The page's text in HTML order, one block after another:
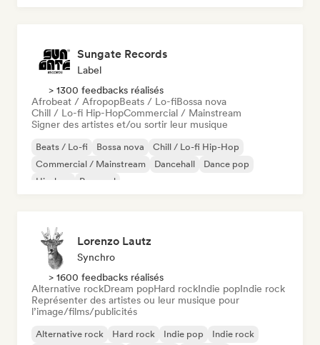
Sungate Records
Label
> 1300 feedbacks réalisés
Afrobeat / AfropopBeats / Lo-fiBossa nova
Chill / Lo-fi Hip-HopCommercial / Mainstream
Signer des artistes et/ou sortir leur musique
Beats / Lo-fi Bossa nova
Chill / Lo-fi Hip-Hop
Commercial / Mainstream
Dancehall
Dance pop
Hip-hop
Pop soul
Lorenzo Lautz
Synchro
> 1600 feedbacks réalisés
Alternative rockDream popHard rockIndie popIndie rock
Représenter des artistes ou leur musique pour
l’image/films/publicités
Alternative rock Hard rock Indie pop
Indie rock